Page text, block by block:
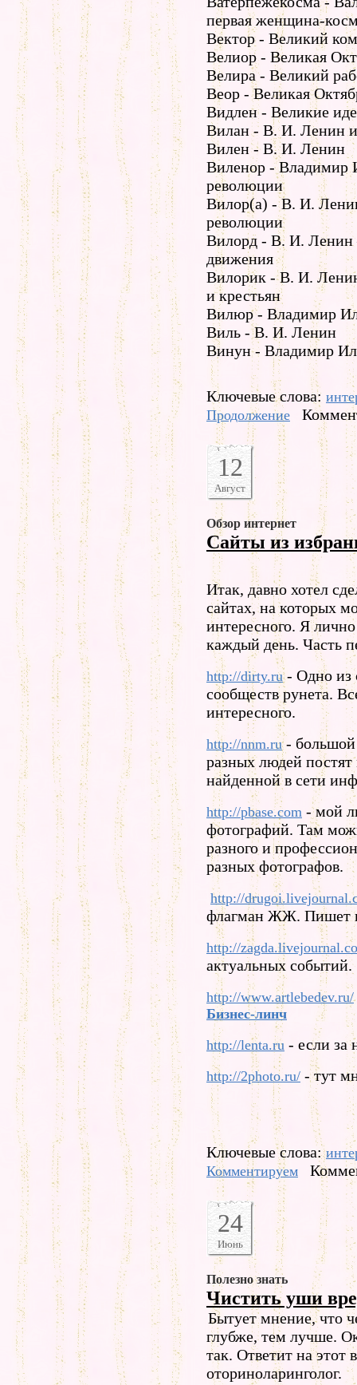
первая женщина-
Вектор - Великий
Велиор - Великая
Велира - Великий
Веор - Великая
Видлен - Великие
Вилан - В. И. Ленин
Вилен - В. И. Ленин
Виленор -
революции
Вилор(а) - В. И.
революции
Вилорд - В. И. Ленин
движения
Вилорик - В. И.
и крестьян
Вилюр - Владимир
Виль - В. И. Ленин
Винун - Владимир
Ключевые слова:
Продолжение
12
Август
Обзор интернет
Сайты из
Итак, давно хотел
сайтах, на которых
интересного. Я
каждый день. Часть
http://dirty.ru- Одно из
сообществ рунета.
интересного.
http://nnm.ru- большой
разных людей
найденной в сети
http://pbase.com - мой
фотографий. Там
разного и
разных фотографов.
http://
флагман ЖЖ. Пишет
http://
актуальных событий.
http://www.artlebedev.ru/
Бизнес-линч
http://lenta.ru - если за
http://2photo.ru/ - тут
Ключевые слова:
Комментируем
24
Июнь
Полезно знать
Чистить уши
Бытует мнение, что
глубже, тем лучше.
так. Ответит на этот
оториноларинголог.